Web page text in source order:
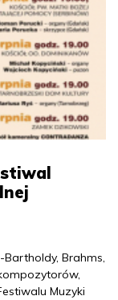
Bartholdy, Brahms,
Muzyki